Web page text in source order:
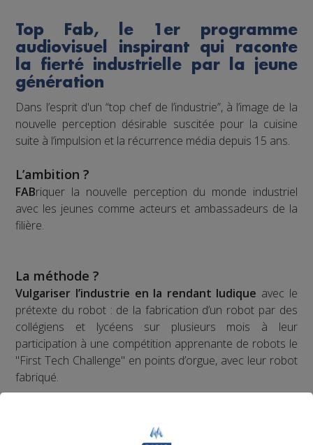
Top Fab, le 1er programme
audiovisuel inspirant qui raconte
la fierté industrielle par la jeune
génération
Dans l’esprit d'un “top chef de l’industrie”, à l’image de la
nouvelle perception désirable suscitée pour la cuisine
suite à l’impulsion et la récurrence média depuis 15 ans.
L’ambition ?
FABriquer la nouvelle perception du monde industriel
avec les jeunes comme acteurs et ambassadeurs de la
filière.
La méthode ?
Vulgariser l’industrie en la rendant ludique avec le
prétexte du robot : de la fabrication d’un robot par des
collégiens et lycéens sur plusieurs mois à leur
participation à une compétition apprenante de robots le
"First Tech Challenge" en points d’orgue, avec leur robot
fabriqué.
fabriquer un robot à partir d'un kit de pièces détachées